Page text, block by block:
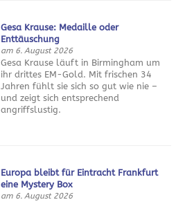
Gesa Krause: Medaille oder
Enttäuschung
am 6. August 2026
Gesa Krause läuft in Birmingham um
ihr drittes EM-Gold. Mit frischen 34
Jahren fühlt sie sich so gut wie nie –
und zeigt sich entsprechend
angriffslustig.
Europa bleibt für Eintracht Frankfurt
eine Mystery Box
am 6. August 2026